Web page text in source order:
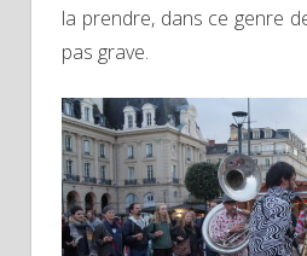
la prendre, dans ce genre
pas grave.